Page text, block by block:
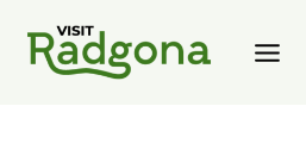
Inhalt
springen